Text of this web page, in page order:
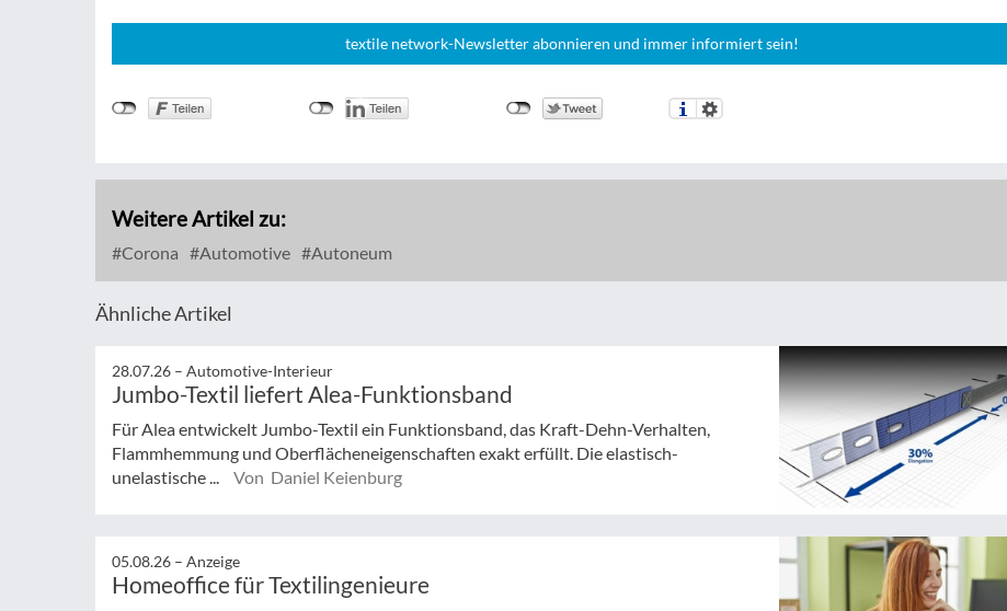
textile network-Newsletter abonnieren und immer informiert sein!
Weitere Artikel zu:
Corona Automotive Autoneum
Ähnliche Artikel
28.07.26 – Automotive-Interieur
Jumbo-Textil liefert Alea-Funktionsband
Für Alea entwickelt Jumbo-Textil ein Funktionsband, das Kraft-Dehn-Verhalten,
Flammhemmung und Oberflächeneigenschaften exakt erfüllt. Die elastisch-
unelastische ...
Von Daniel Keienburg
05.08.26 – Anzeige
Homeoffice für Textilingenieure